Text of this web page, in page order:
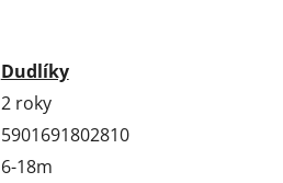
Dudlíky
2 roky
5901691802810
6-18m